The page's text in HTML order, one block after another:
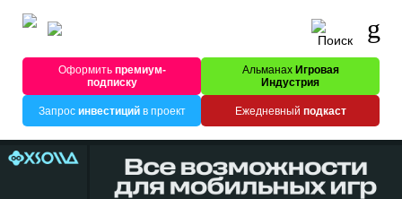
Оформитьпремиум-
подписку
Альманах Игровая
Индустрия
Запрос инвестицийв проект Ежедневный подкаст